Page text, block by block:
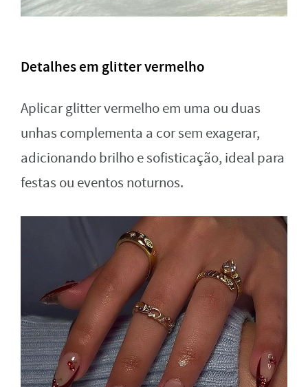
Detalhes em glitter vermelho
Aplicar glitter vermelho em uma ou duas
unhas complementa a cor sem exagerar,
adicionando brilho e sofisticação, ideal para
festas ou eventos noturnos.